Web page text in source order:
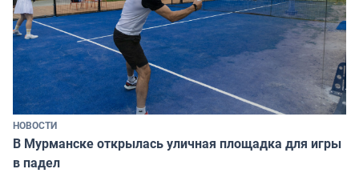
НОВОСТИ
В Мурманске открылась уличная площадка для игры
в падел